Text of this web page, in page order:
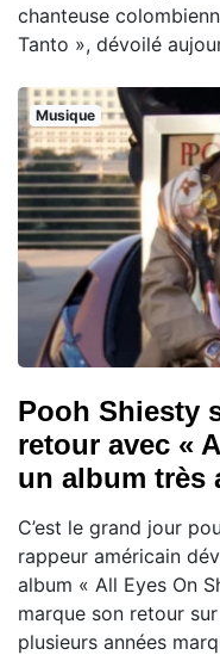
chanteuse
Tanto », dévoilé
Musique
Pooh Shiesty
retour avec «
un album très
C’est le grand jour
rappeur américain
album « All Eyes On
marque son retour
plusieurs années